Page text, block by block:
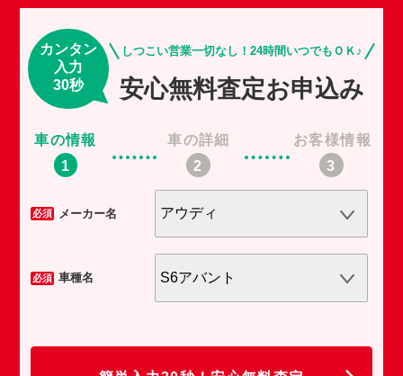
カンタン
入力
30秒
しつこい営業一切なし！24時間いつでもＯＫ♪
安心無料査定お申込み
車の情報 車の詳細 お客様情報
必須 メーカー名
必須 車種名